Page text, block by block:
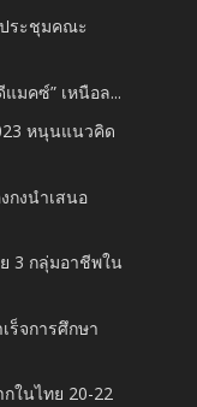
ระชุมคณะ
มคซ์” เหนือล...
หนุนแนวคิด
กงนำเสนอ
3 กลุ่มอาชีพใน
ร็จการศึกษา
กในไทย 20-22